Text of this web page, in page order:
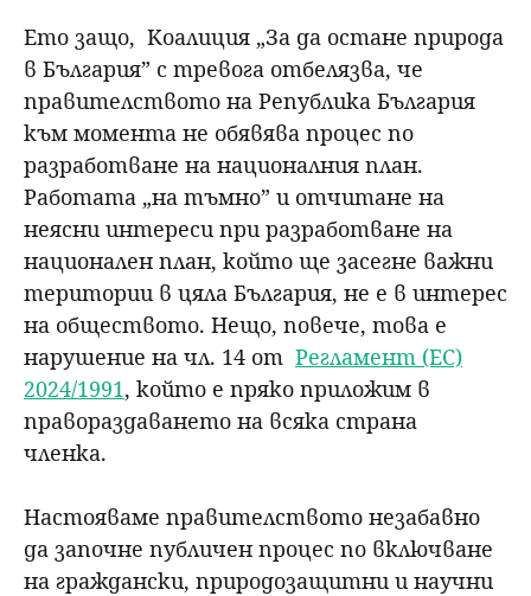
Ето защо, Коалиция „За да остане природа
в България” с тревога отбелязва, че
правителството на Република България
към момента не обявява процес по
разработване на националния план.
Работата „на тъмно” и отчитане на
неясни интереси при разработване на
национален план, който ще засегне важни
територии в цяла България, не е в интерес
на обществото. Нещо, повече, това е
нарушение на чл. 14 от Регламент (ЕС)
2024/1991, който е пряко приложим в
правораздаването на всяка страна
членка.
Настояваме правителството незабавно
да започне публичен процес по включване
на граждански, природозащитни и научни